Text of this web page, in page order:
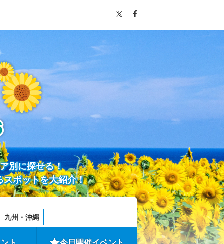
別に探せる！
ポットを大紹介！
九州・沖縄